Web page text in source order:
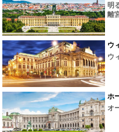
明
離
ウ
ウ
ホ
オ